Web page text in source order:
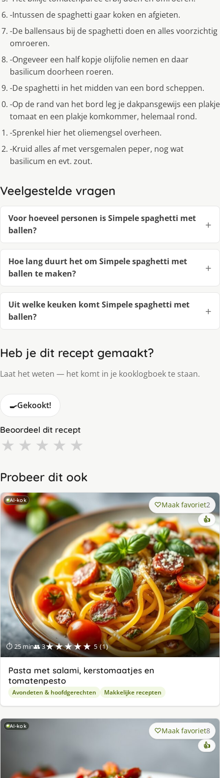
-Intussen de spaghetti gaar koken en afgieten.
-De ballensaus bij de spaghetti doen en alles voorzichtig
omroeren.
-Ongeveer een half kopje olijfolie nemen en daar
basilicum doorheen roeren.
-De spaghetti in het midden van een bord scheppen.
-Op de rand van het bord leg je dakpansgewijs een plakje
tomaat en een plakje komkommer, helemaal rond.
-Sprenkel hier het oliemengsel overheen.
-Kruid alles af met versgemalen peper, nog wat
basilicum en evt. zout.
Veelgestelde vragen
Voor hoeveel personen is Simpele spaghetti met
ballen?
Hoe lang duurt het om Simpele spaghetti met
ballen te maken?
Uit welke keuken komt Simpele spaghetti met
ballen?
Heb je dit recept gemaakt?
Laat het weten — het komt in je kooklogboek te staan.
🍳Gekookt!
Beoordeel dit recept
★ ★ ★ ★ ★
Probeer dit ook
AI-kok
⏱ 25 min👥 3★★★★★ 5 (1)
Maak favoriet2
👍
Pasta met salami, kerstomaatjes en
tomatenpesto
Avondeten & hoofdgerechten Makkelijke recepten
AI-kok Maak favoriet8
👍